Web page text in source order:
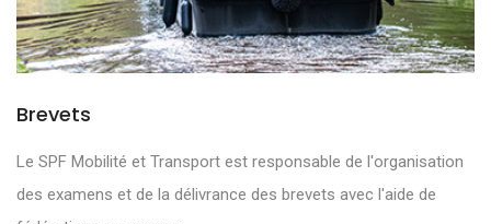
Brevets
Le SPF Mobilité et Transport est responsable de l'organisation
des examens et de la délivrance des brevets avec l'aide de